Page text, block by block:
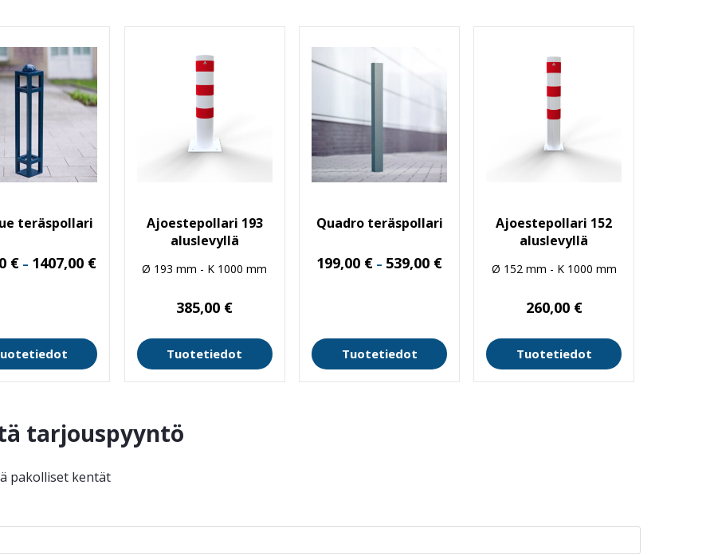
teräspollari
€ – 1407,00 €Hintaluokka:
Ajoestepollari 193
aluslevyllä
Ø 193 mm - K 1000 mm
385,00 €
Tuotetiedot
Quadro teräspollari
199,00 € – 539,00 €Hintaluokka:
Tuotetiedot
Ajoestepollari 152
aluslevyllä
Ø 152 mm - K 1000 mm
260,00 €
Tuotetiedot
tarjouspyyntö
pakolliset kentät